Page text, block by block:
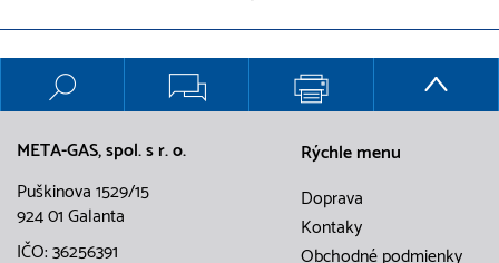
META-GAS, spol. s r. o.
Puškinova 1529/15
924 01 Galanta
IČO: 36256391
Rýchle menu
Doprava
Kontaky
Obchodné podmienky